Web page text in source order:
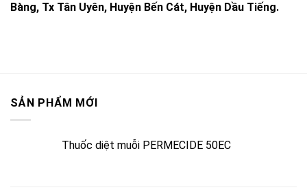
Bàng, Tx Tân Uyên, Huyện Bến Cát, Huyện Dầu Tiếng.
SẢN PHẨM MỚI
Thuốc diệt muỗi PERMECIDE 50EC